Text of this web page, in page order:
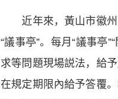
近年來，黃山市徽州
“議事亭”。每月“議事亭
求等問題現場説法，給
在規定期限內給予答覆